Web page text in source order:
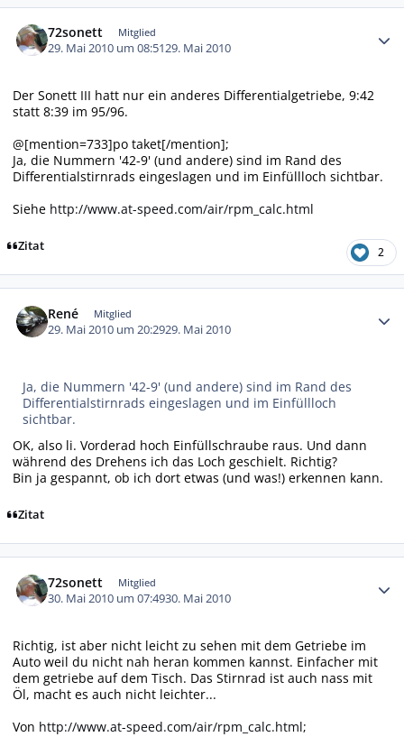
72sonett Mitglied
29. Mai 2010 um 08:5129. Mai 2010
Der Sonett III hatt nur ein anderes Differentialgetriebe, 9:42
statt 8:39 im 95/96.
@[mention=733]po taket[/mention];
Ja, die Nummern '42-9' (und andere) sind im Rand des
Differentialstirnrads eingeslagen und im Einfüllloch sichtbar.
Siehe http://www.at-speed.com/air/rpm_calc.html
Zitat 2
René Mitglied
29. Mai 2010 um 20:2929. Mai 2010
Ja, die Nummern '42-9' (und andere) sind im Rand des
Differentialstirnrads eingeslagen und im Einfüllloch
sichtbar.
OK, also li. Vorderad hoch Einfüllschraube raus. Und dann
während des Drehens ich das Loch geschielt. Richtig?
Bin ja gespannt, ob ich dort etwas (und was!) erkennen kann.
Zitat
72sonett Mitglied
30. Mai 2010 um 07:4930. Mai 2010
Richtig, ist aber nicht leicht zu sehen mit dem Getriebe im
Auto weil du nicht nah heran kommen kannst. Einfacher mit
dem getriebe auf dem Tisch. Das Stirnrad ist auch nass mit
Öl, macht es auch nicht leichter...
Von http://www.at-speed.com/air/rpm_calc.html;